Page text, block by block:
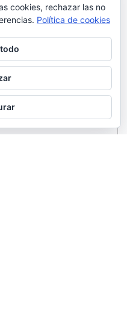
cookies, rechazar las no
Política de cookies